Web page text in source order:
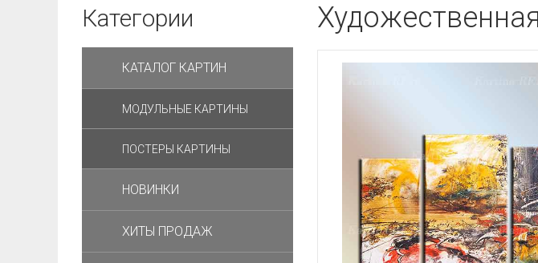
Категории
КАТАЛОГ КАРТИН
МОДУЛЬНЫЕ КАРТИНЫ
ПОСТЕРЫ КАРТИНЫ
НОВИНКИ
ХИТЫ ПРОДАЖ